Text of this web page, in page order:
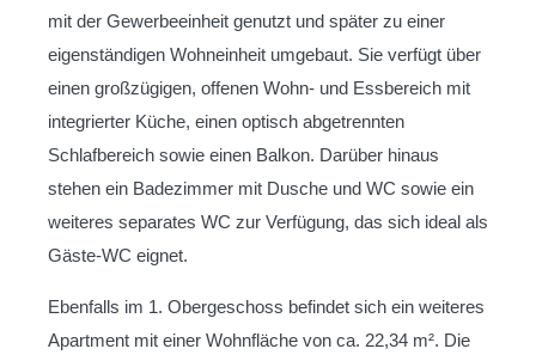
mit der Gewerbeeinheit genutzt und später zu einer
eigenständigen Wohneinheit umgebaut. Sie verfügt über
einen großzügigen, offenen Wohn- und Essbereich mit
integrierter Küche, einen optisch abgetrennten
Schlafbereich sowie einen Balkon. Darüber hinaus
stehen ein Badezimmer mit Dusche und WC sowie ein
weiteres separates WC zur Verfügung, das sich ideal als
Gäste-WC eignet.
Ebenfalls im 1. Obergeschoss befindet sich ein weiteres
Apartment mit einer Wohnfläche von ca. 22,34 m². Die